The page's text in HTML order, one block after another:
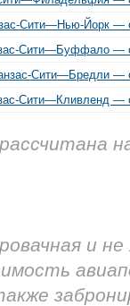
Сити—Нью-Йорк —
Сити—Буффало —
Сити—Бредли —
Сити—Кливленд —
и